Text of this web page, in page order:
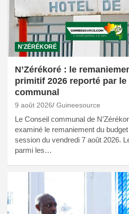
N'ZÉRÉKORÉ
N’Zérékoré : le
primitif 2026 reporté par le
communal
9 août 2026 Guineesource
Le Conseil communal de
examiné le remaniement du
session du vendredi 7 août 2026.
parmi les…